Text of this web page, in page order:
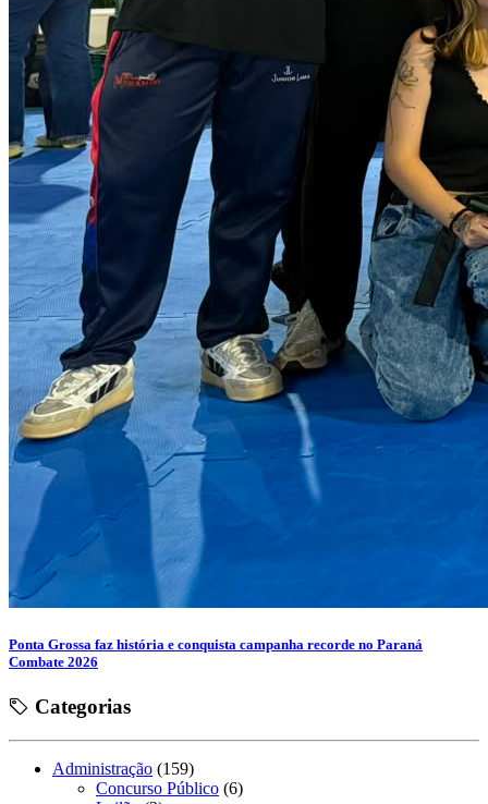
Ponta Grossa faz história e conquista campanha recorde no Paraná
Combate 2026
Categorias
Administração (159)
Concurso Público (6)